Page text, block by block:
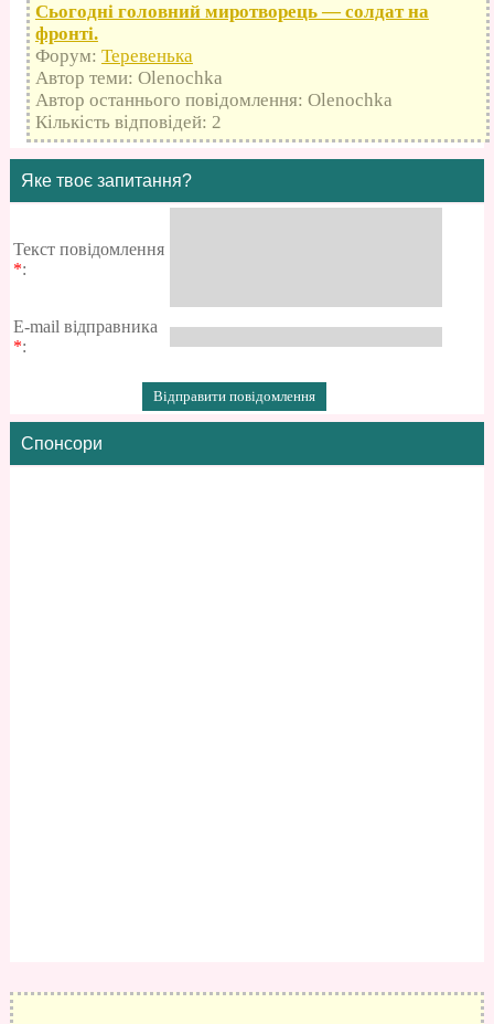
Сьогодні головний миротворець — солдат на
фронті.
Форум: Теревенька
Автор теми: Olenochka
Автор останнього повідомлення: Olenochka
Кількість відповідей: 2
Яке твоє запитання?
Текст повідомлення
*:
E-mail відправника
*:
Спонсори